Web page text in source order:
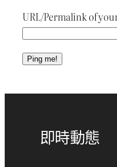
URL/Permalink of
即時動態